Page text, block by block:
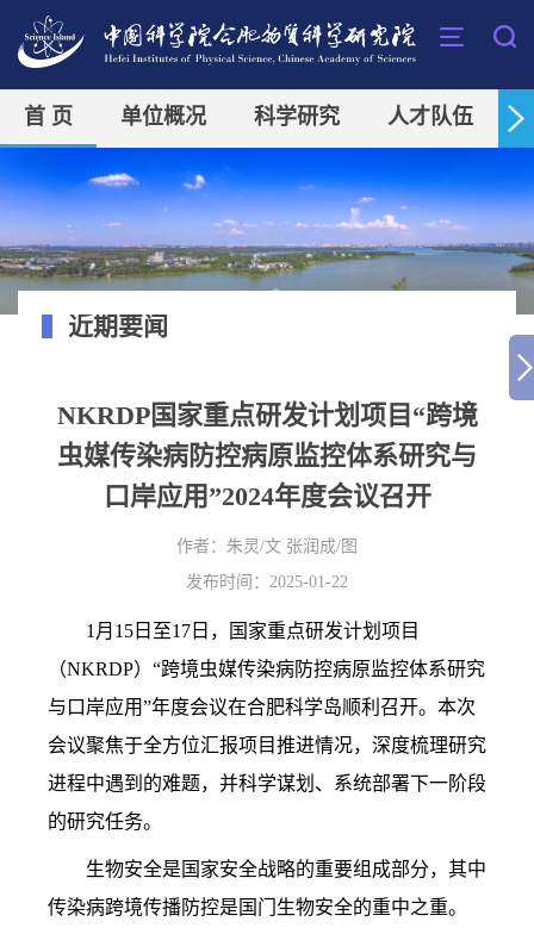
首 页 单位概况 科学研究 人才队伍
近期要闻
NKRDP国家重点研发计划项目“跨境
虫媒传染病防控病原监控体系研究与
口岸应用”2024年度会议召开
作者： 朱灵/文 张润成/图
发布时间：2025-01-22
1 月15日至17日，国家重点研发计划项目
（NKRDP）“跨境虫媒传染病防控病原监控体系研究
与口岸应用”年度会议在合肥科学岛顺利召开。本次
会议聚焦于全方位汇报项目推进情况，深度梳理研究
进程中遇到的难题，并科学谋划、系统部署下一阶段
的研究任务。
生物安全是国家安全战略的重要组成部分，其中
传染病跨境传播防控是国门生物安全的重中之重。